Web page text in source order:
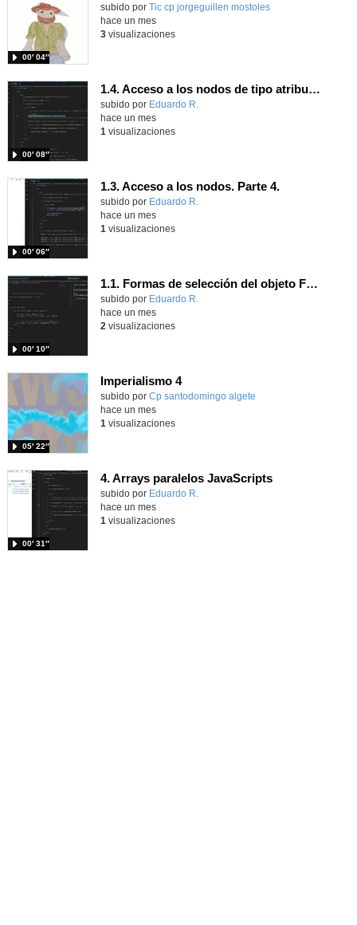
subido por Tic cp jorgeguillen mostoles
00′ 04″
-
hace un mes
3visualizaciones
1.4. Acceso a los nodos de tipo atributo. Parte 4.
Contenido educativo.
subido por Eduardo R.
00′ 08″
hace un mes
1 visualizaciones
1.3. Acceso a los nodos. Parte 4.
Contenido educativo.
subido por Eduardo R.
00′ 06″
hace un mes
1 visualizaciones
1.1. Formas de selección del objeto Form 4
Contenido educativo.
subido por Eduardo R.
00′ 10″
hace un mes
2 visualizaciones
Imperialismo 4
Contenido educativo.
subido por Cp santodomingo algete
05′ 22″
hace un mes
1 visualizaciones
4. Arrays paralelos JavaScripts
Contenido educativo.
subido por Eduardo R.
00′ 31″
hace un mes
1 visualizaciones